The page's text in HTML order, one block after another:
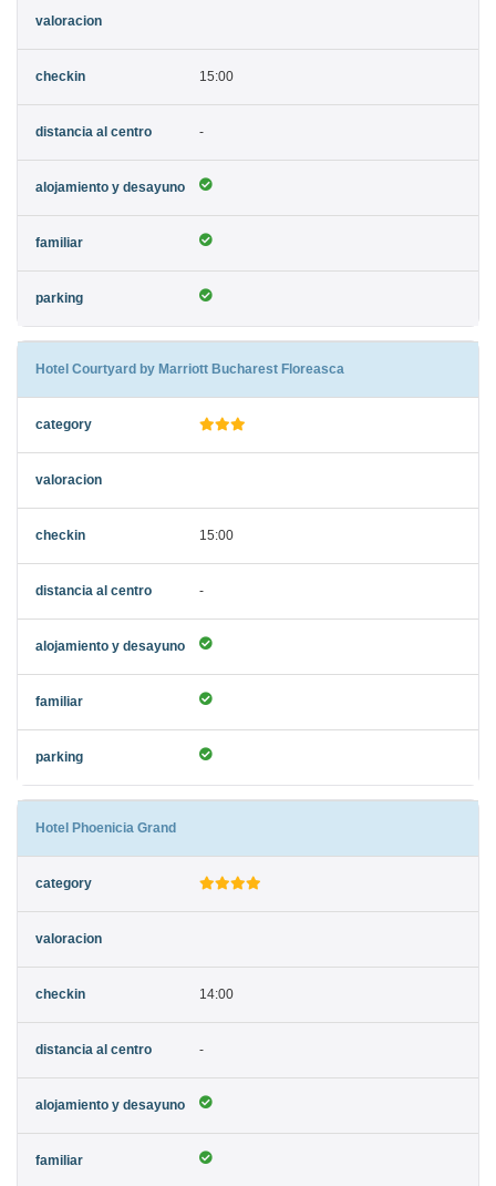
15:00
-
Hotel Courtyard by Marriott Bucharest Floreasca
15:00
-
Hotel Phoenicia Grand
14:00
-